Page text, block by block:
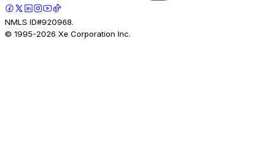
NMLS ID#920968.
© 1995-2026 Xe Corporation Inc.